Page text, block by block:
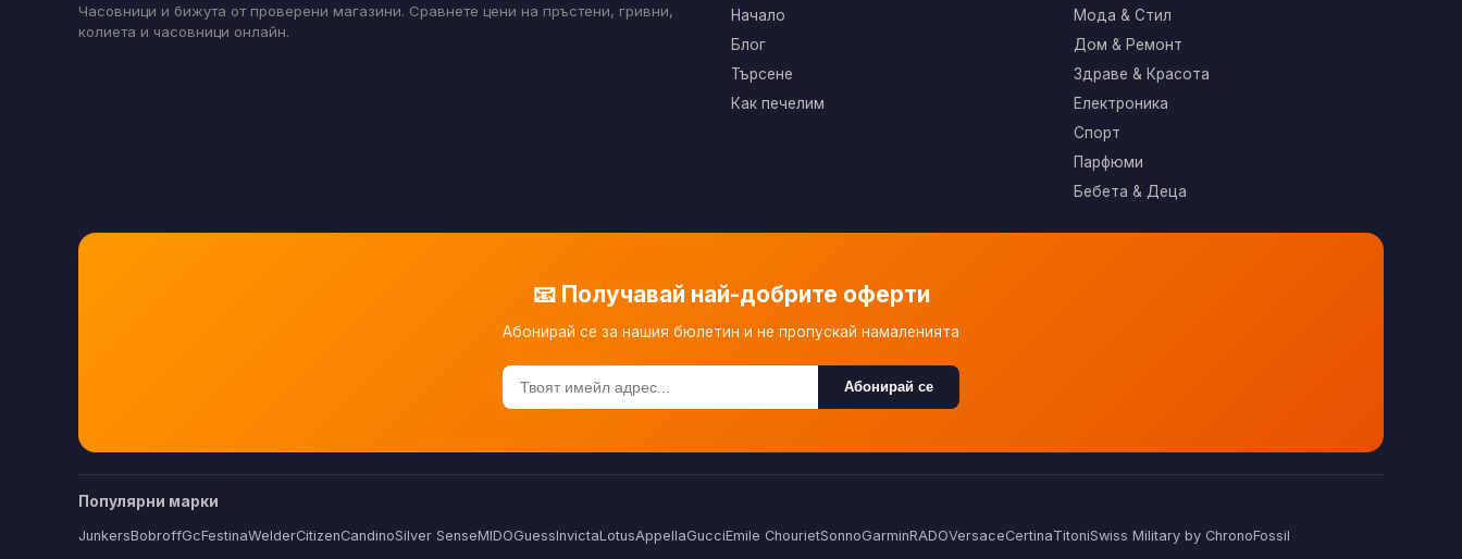
Часовници и бижута от проверени магазини. Сравнете цени на пръстени, гривни,
колиета и часовници онлайн.
Начало
Блог
Търсене
Как печелим
Мода & Стил
Дом & Ремонт
Здраве & Красота
Електроника
Спорт
Парфюми
Бебета & Деца
📧 Получавай най-добрите оферти
Абонирай се за нашия бюлетин и не пропускай намаленията
Абонирай се
Популярни марки
JunkersBobroffGcFestinaWelderCitizenCandinoSilver SenseMIDOGuessInvictaLotusAppellaGucciEmile ChourietSonnoGarminRADOVersaceCertinaTitoniSwiss Military by ChronoFossil